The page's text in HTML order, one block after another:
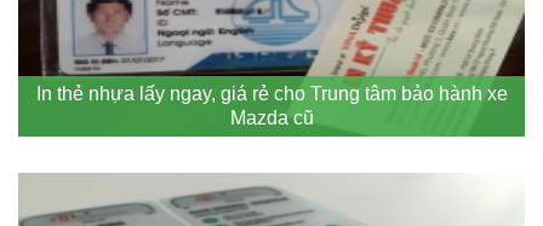
In thẻ nhựa lấy ngay, giá rẻ cho Trung tâm bảo hành xe
Mazda cũ